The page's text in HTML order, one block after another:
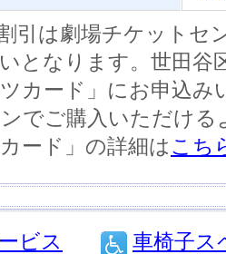
引は劇場チケットセ
となります。世田谷
カード」にお申込み
でご購入いただけ
ード」の詳細はこち
ビス 車椅子ス